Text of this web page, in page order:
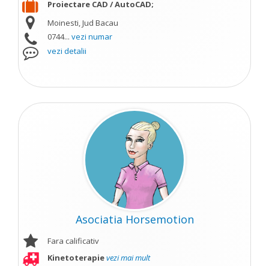
Proiectare CAD / AutoCAD;
Moinesti, Jud Bacau
0744... vezi numar
vezi detalii
Asociatia Horsemotion
Fara calificativ
Kinetoterapievezi mai mult